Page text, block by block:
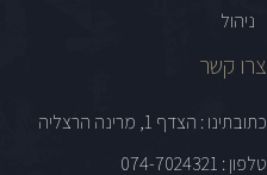
ניהול
צרו קשר
כתובתינו : הצדף 1, מרינה הרצליה
טלפון : 074-7024321